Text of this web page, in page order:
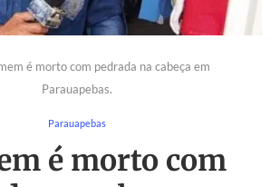
é morto com pedrada na cabeça em
Parauapebas.
Parauapebas
é morto com